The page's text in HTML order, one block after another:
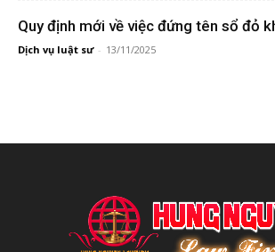
Quy định mới về việc đứng tên sổ đỏ
Dịch vụ luật sư - 13/11/2025